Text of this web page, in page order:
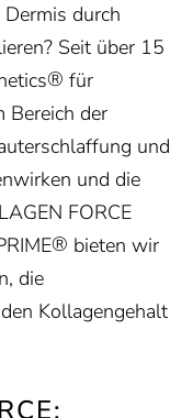
durch
Seit über 15
® für
Bereich der
und
und die
FORCE
® bieten wir
die
Kollagengehalt